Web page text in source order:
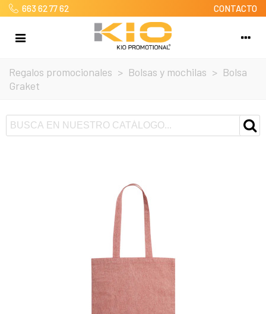
663 62 77 62 CONTACTO
Regalos promocionales > Bolsas y mochilas > Bolsa
Graket